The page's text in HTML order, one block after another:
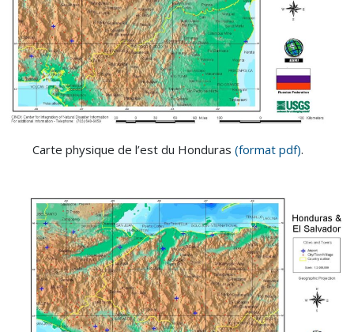
Carte physique de l’est du Honduras (format pdf).